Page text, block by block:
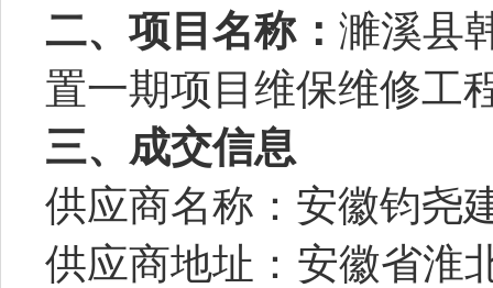
二、项目名称： 濉溪县
置一期项目维保维修工
三、 成交信息
供应商名称： 安徽钧尧
供应商地址： 安徽省淮